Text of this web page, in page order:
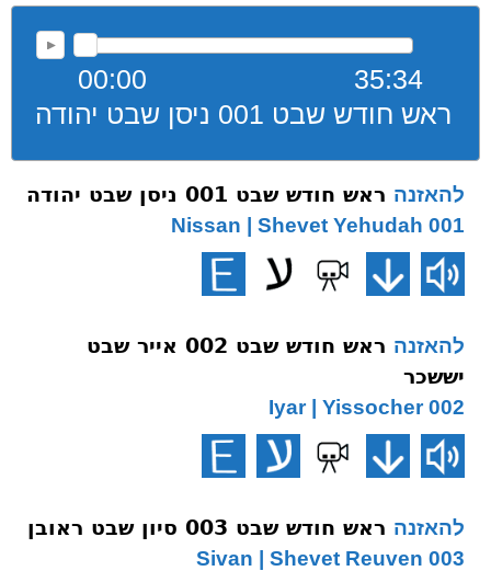
00:00
35:34
ראש חודש שבט 001 ניסן שבט יהודה
להאזנה ראש חודש שבט 001 ניסן שבט יהודה
001 Nissan | Shevet Yehudah
להאזנה
ראש חודש שבט 002 אייר שבט
יששכר
002 Iyar | Yissocher
להאזנה ראש חודש שבט 003 סיון שבט ראובן
003 Sivan | Shevet Reuven